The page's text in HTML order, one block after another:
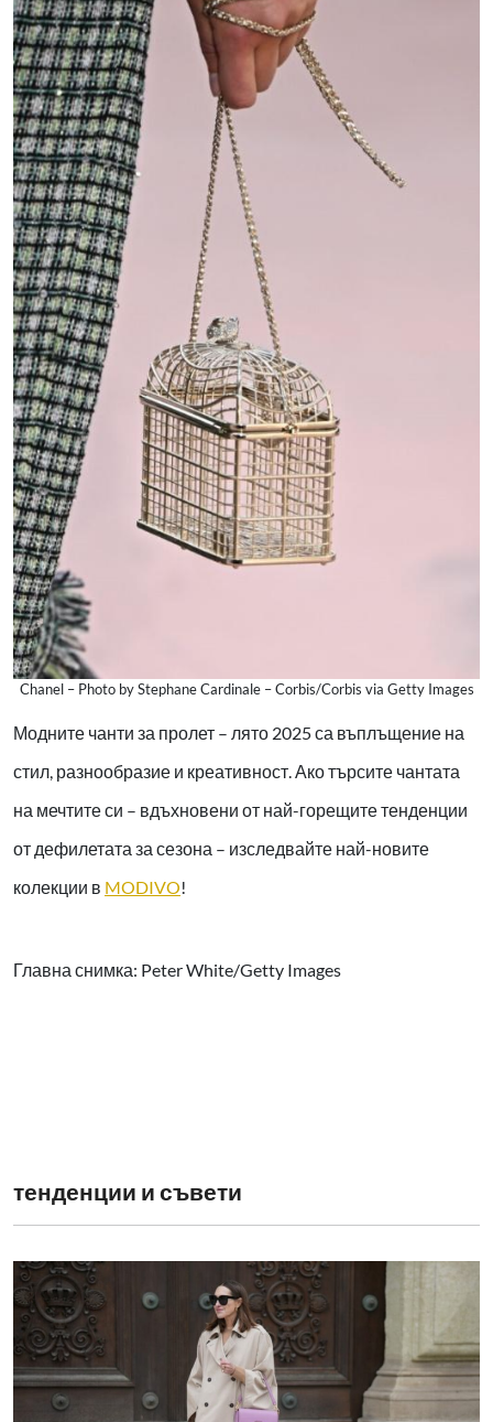
Chanel – Photo by Stephane Cardinale – Corbis/Corbis via Getty Images
Модните чанти за пролет – лято 2025 са въплъщение на
стил, разнообразие и креативност. Ако търсите чантата
на мечтите си – вдъхновени от най-горещите тенденции
от дефилетата за сезона – изследвайте най-новите
колекции в MODIVO!
Главна снимка: Peter White/Getty Images
тенденции и съвети